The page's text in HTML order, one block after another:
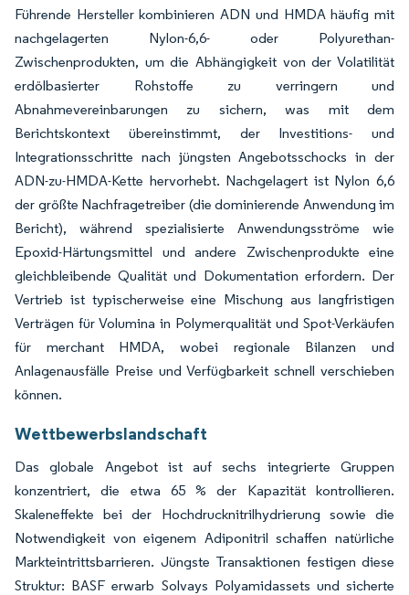
Führende Hersteller kombinieren ADN und HMDA häufig mit
nachgelagerten Nylon-6,6- oder Polyurethan-
Zwischenprodukten, um die Abhängigkeit von der Volatilität
erdölbasierter Rohstoffe zu verringern und
Abnahmevereinbarungen zu sichern, was mit dem
Berichtskontext übereinstimmt, der Investitions- und
Integrationsschritte nach jüngsten Angebotsschocks in der
ADN-zu-HMDA-Kette hervorhebt. Nachgelagert ist Nylon 6,6
der größte Nachfragetreiber (die dominierende Anwendung im
Bericht), während spezialisierte Anwendungsströme wie
Epoxid-Härtungsmittel und andere Zwischenprodukte eine
gleichbleibende Qualität und Dokumentation erfordern. Der
Vertrieb ist typischerweise eine Mischung aus langfristigen
Verträgen für Volumina in Polymerqualität und Spot-Verkäufen
für merchant HMDA, wobei regionale Bilanzen und
Anlagenausfälle Preise und Verfügbarkeit schnell verschieben
können.
Wettbewerbslandschaft
Das globale Angebot ist auf sechs integrierte Gruppen
konzentriert, die etwa 65 % der Kapazität kontrollieren.
Skaleneffekte bei der Hochdrucknitrilhydrierung sowie die
Notwendigkeit von eigenem Adiponitril schaffen natürliche
Markteintrittsbarrieren. Jüngste Transaktionen festigen diese
Struktur: BASF erwarb Solvays Polyamidassets und sicherte